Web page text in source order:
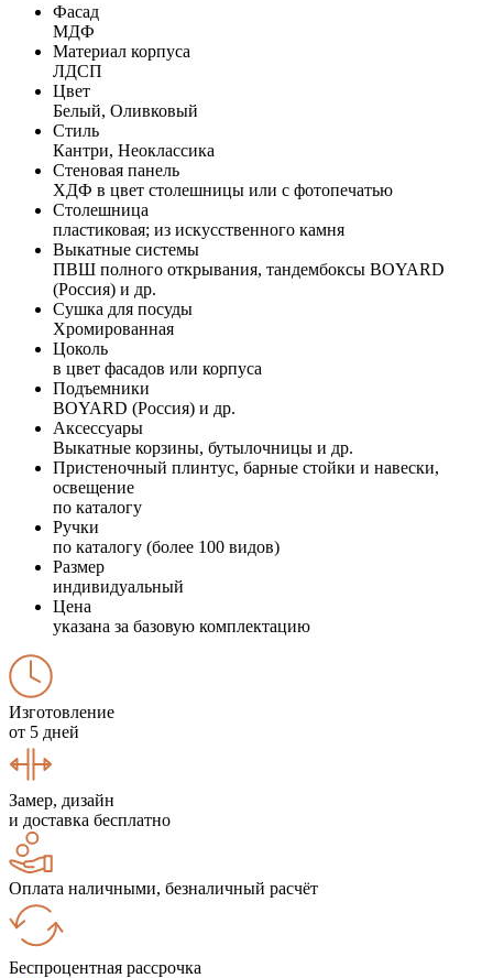
Фасад
МДФ
Материал корпуса
ЛДСП
Цвет
Белый, Оливковый
Стиль
Кантри, Неоклассика
Стеновая панель
ХДФ в цвет столешницы или с фотопечатью
Столешница
пластиковая; из искусственного камня
Выкатные системы
ПВШ полного открывания, тандембоксы BOYARD
(Россия) и др.
Сушка для посуды
Хромированная
Цоколь
в цвет фасадов или корпуса
Подъемники
BOYARD (Россия) и др.
Аксессуары
Выкатные корзины, бутылочницы и др.
Пристеночный плинтус, барные стойки и навески,
освещение
по каталогу
Ручки
по каталогу (более 100 видов)
Размер
индивидуальный
Цена
указана за базовую комплектацию
Изготовление
от 5 дней
Замер, дизайн
и доставка бесплатно
Оплата наличными, безналичный расчёт
Беспроцентная рассрочка